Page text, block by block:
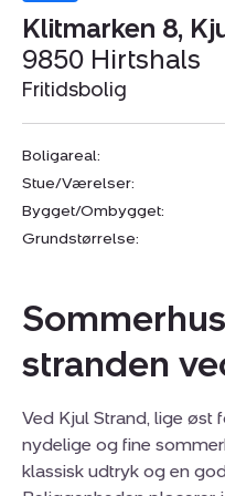
Klitmarken 8,
9850 Hirtshals
Fritidsbolig
Boligareal:
Stue/Værelser:
Bygget/Ombygget:
Grundstørrelse:
stranden
Ved Kjul Strand, lige øst
nydelige og fine
klassisk udtryk og en